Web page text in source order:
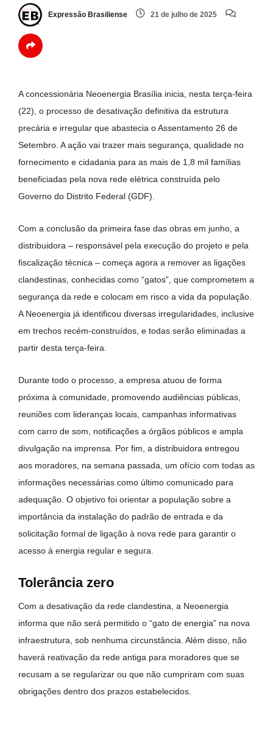
Expressão Brasiliense 21 de julho de 2025
A concessionária Neoenergia Brasília inicia, nesta terça-feira
(22), o processo de desativação definitiva da estrutura
precária e irregular que abastecia o Assentamento 26 de
Setembro. A ação vai trazer mais segurança, qualidade no
fornecimento e cidadania para as mais de 1,8 mil famílias
beneficiadas pela nova rede elétrica construída pelo
Governo do Distrito Federal (GDF).
Com a conclusão da primeira fase das obras em junho, a
distribuidora – responsável pela execução do projeto e pela
fiscalização técnica – começa agora a remover as ligações
clandestinas, conhecidas como “gatos”, que comprometem a
segurança da rede e colocam em risco a vida da população.
A Neoenergia já identificou diversas irregularidades, inclusive
em trechos recém-construídos, e todas serão eliminadas a
partir desta terça-feira.
Durante todo o processo, a empresa atuou de forma
próxima à comunidade, promovendo audiências públicas,
reuniões com lideranças locais, campanhas informativas
com carro de som, notificações a órgãos públicos e ampla
divulgação na imprensa. Por fim, a distribuidora entregou
aos moradores, na semana passada, um ofício com todas as
informações necessárias como último comunicado para
adequação. O objetivo foi orientar a população sobre a
importância da instalação do padrão de entrada e da
solicitação formal de ligação à nova rede para garantir o
acesso à energia regular e segura.
Tolerância zero
Com a desativação da rede clandestina, a Neoenergia
informa que não será permitido o “gato de energia” na nova
infraestrutura, sob nenhuma circunstância. Além disso, não
haverá reativação da rede antiga para moradores que se
recusam a se regularizar ou que não cumpriram com suas
obrigações dentro dos prazos estabelecidos.